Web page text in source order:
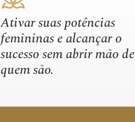
Ativar suas potências
femininas e alcançar o
sucesso sem abrir mão de
quem são.